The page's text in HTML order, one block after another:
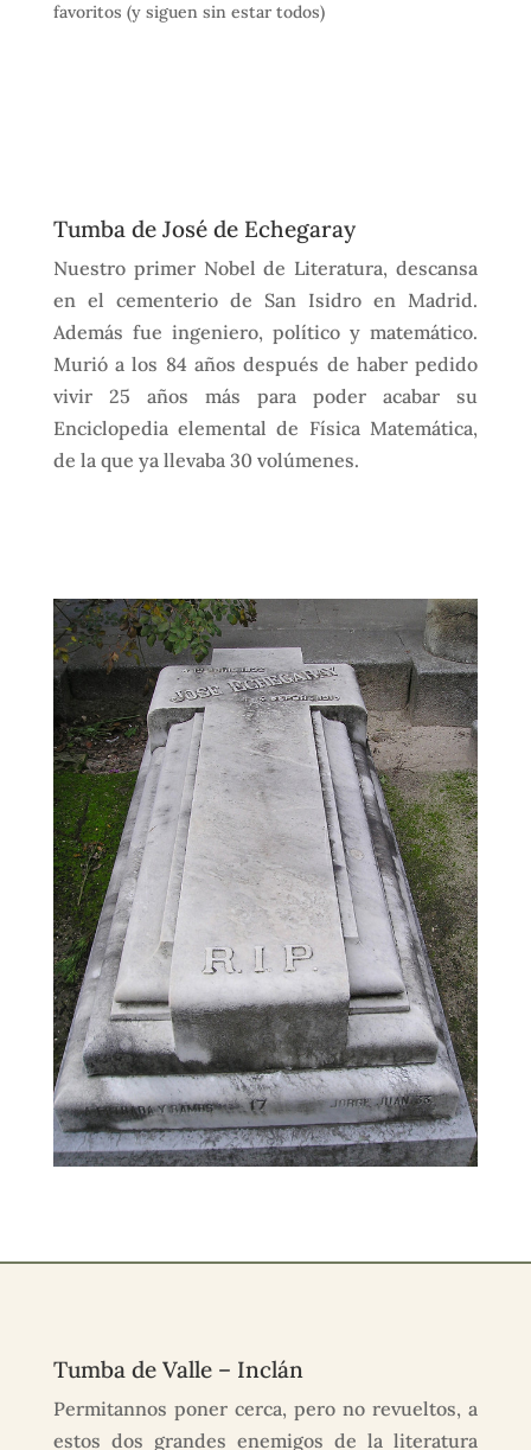
favoritos (y siguen sin estar todos)
Tumba de José de Echegaray
Nuestro primer Nobel de Literatura, descansa
en el cementerio de San Isidro en Madrid.
Además fue ingeniero, político y matemático.
Murió a los 84 años después de haber pedido
vivir 25 años más para poder acabar su
Enciclopedia elemental de Física Matemática,
de la que ya llevaba 30 volúmenes.
Tumba de Valle – Inclán
Permitannos poner cerca, pero no revueltos, a
estos dos grandes enemigos de la literatura